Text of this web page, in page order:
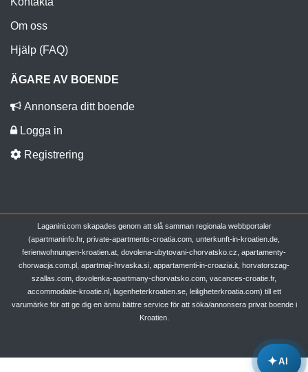
✦AI
Om oss
Hjälp (FAQ)
ÄGARE AV BOENDE
Annonsera ditt boende
Logga in
Registrering
Laganini.com skapades genom att slå samman regionala webbportaler
(apartmaninfo.hr, private-apartments-croatia.com, unterkunft-in-kroatien.de,
ferienwohnungen-kroatien.at, dovolena-ubytovani-chorvatsko.cz, apartamenty-
chorwacja.com.pl, apartmaji-hrvaska.si, appartamenti-in-croazia.it, horvatorszag-
szallas.com, dovolenka-apartmany-chorvatsko.com, vacances-croatie.fr,
accommodatie-kroatie.nl, lagenheterkroatien.se, leiligheterkroatia.com) till ett
varumärke för att ge dig en ännu bättre service för att söka/annonsera privat boende i
Kroatien.